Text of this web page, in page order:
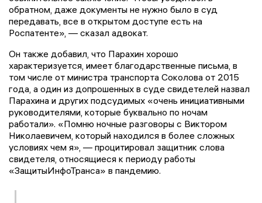
обратном, даже документы не нужно было в суд
передавать, все в открытом доступе есть на
Роспатенте», — сказал адвокат.
Он также добавил, что Парахин хорошо
характеризуется, имеет благодарственные письма, в
том числе от министра транспорта Соколова от 2015
года, а один из допрошенных в суде свидетелей назвал
Парахина и других подсудимых «очень инициативными
руководителями, которые буквально по ночам
работали». «Помню ночные разговоры с Виктором
Николаевичем, который находился в более сложных
условиях чем я», — процитировал защитник слова
свидетеля, относящиеся к периоду работы
«ЗащитыИнфоТранса» в пандемию.